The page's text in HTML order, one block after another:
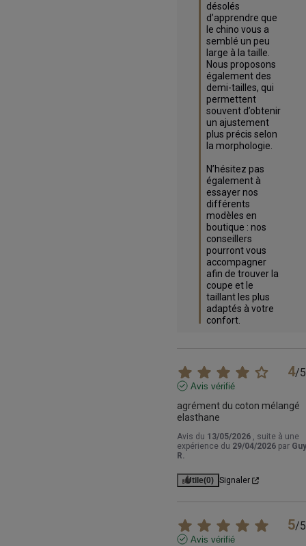
désolés
d’apprendre que
le chino vous a
semblé un peu
large à la taille.
Nous proposons
également des
demi-tailles, qui
permettent
souvent d’obtenir
un ajustement
plus précis selon
la morphologie.
N’hésitez pas
également à
essayer nos
différents
modèles en
boutique : nos
conseillers
pourront vous
accompagner
afin de trouver la
coupe et le
taillant les plus
adaptés à votre
confort.
4/5
Avis vérifié
agrément du coton mélangé
elasthane
Avis du 13/05/2026 , suite à une
expérience du 29/04/2026 par Guy
R.
Utile(0) Signaler
5/5
Avis vérifié